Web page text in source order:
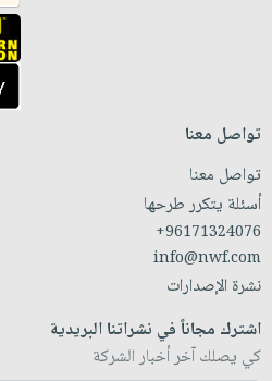
تواصل معنا
تواصل معنا
أسئلة يتكرر طرحها
+96171324076
info@nwf.com
نشرة الإصدارات
اشترك مجاناً في نشراتنا البريدية
كي يصلك آخر أخبار الشركة